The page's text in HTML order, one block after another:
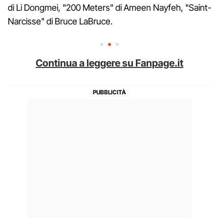
di Li Dongmei, "200 Meters" di Ameen Nayfeh, "Saint-
Narcisse" di Bruce LaBruce.
Continua a leggere su Fanpage.it